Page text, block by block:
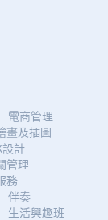
電商管理
畫及插圖
設計
管理
務
伴奏
生活興趣班